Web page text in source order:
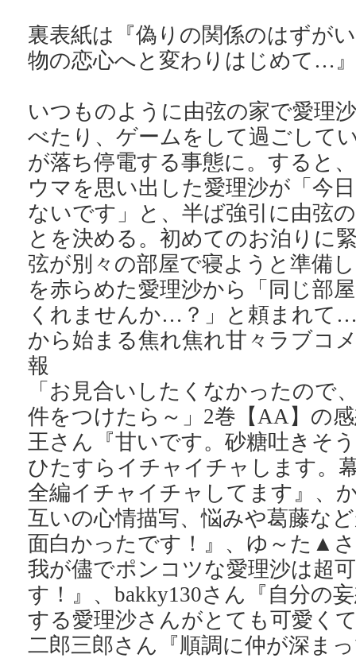
裏表紙は『偽りの関係のはずが
物の恋心へと変わりはじめて…
いつものように由弦の家で愛理
べたり、ゲームをして過ごして
が落ち停電する事態に。すると
ウマを思い出した愛理沙が「今
ないです」と、半ば強引に由弦
とを決める。初めてのお泊りに
弦が別々の部屋で寝ようと準備
を赤らめた愛理沙から「同じ部
くれませんか…？」と頼まれて
から始まる焦れ焦れ甘々ラブコ
報
「お見合いしたくなかったので
件をつけたら～」2巻【AA】の
王さん『甘いです。砂糖吐きそ
ひたすらイチャイチャします。
全編イチャイチャしてます』、
互いの心情描写、悩みや葛藤な
面白かったです！』、ゆ～た▲
我が儘でポンコツな愛理沙は超
す！』、bakky130さん『自分の
する愛理沙さんがとても可愛く
二郎三郎さん『順調に仲が深ま